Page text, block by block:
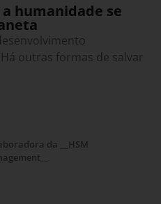
humanidade se
outras formas de salvar
da __HSM